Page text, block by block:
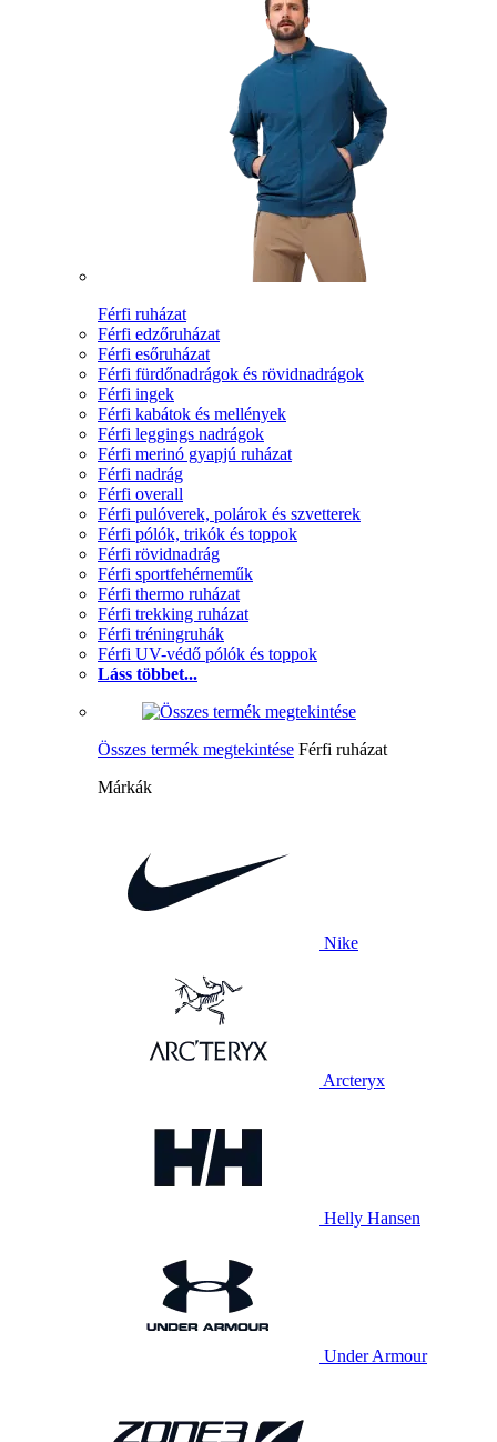
Férfi ruházat
Férfi edzőruházat
Férfi esőruházat
Férfi fürdőnadrágok és rövidnadrágok
Férfi ingek
Férfi kabátok és mellények
Férfi leggings nadrágok
Férfi merinó gyapjú ruházat
Férfi nadrág
Férfi overall
Férfi pulóverek, polárok és szvetterek
Férfi pólók, trikók és toppok
Férfi rövidnadrág
Férfi sportfehérneműk
Férfi thermo ruházat
Férfi trekking ruházat
Férfi tréningruhák
Férfi UV-védő pólók és toppok
Láss többet...
Összes termék megtekintése Férfi ruházat
Márkák
Nike
Arcteryx
Helly Hansen
Under Armour